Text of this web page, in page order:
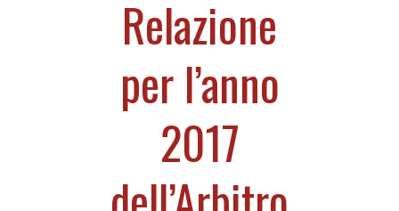
Relazione
per l’anno
2017